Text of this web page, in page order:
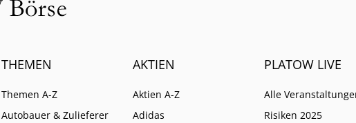
THEMEN
Themen A-Z
Autobauer & Zulieferer
AKTIEN
Aktien A-Z
Adidas
PLATOW LIVE
Alle
Risiken 2025